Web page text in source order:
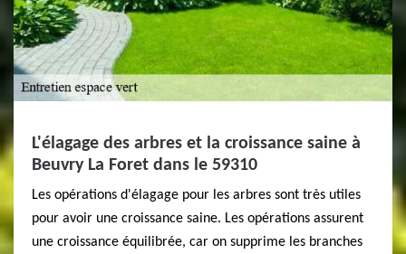
L'élagage des arbres et la croissance saine à
Beuvry La Foret dans le 59310
Les opérations d'élagage pour les arbres sont très utiles
pour avoir une croissance saine. Les opérations assurent
une croissance équilibrée, car on supprime les branches